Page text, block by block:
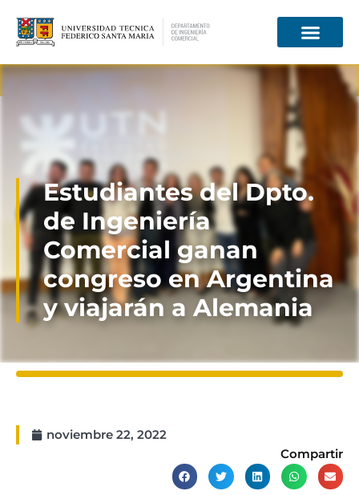
Estudiantes del Dpto.
de Ingeniería
Comercial ganan
congreso en Argentina
y viajarán a Alemania
noviembre 22, 2022
Compartir